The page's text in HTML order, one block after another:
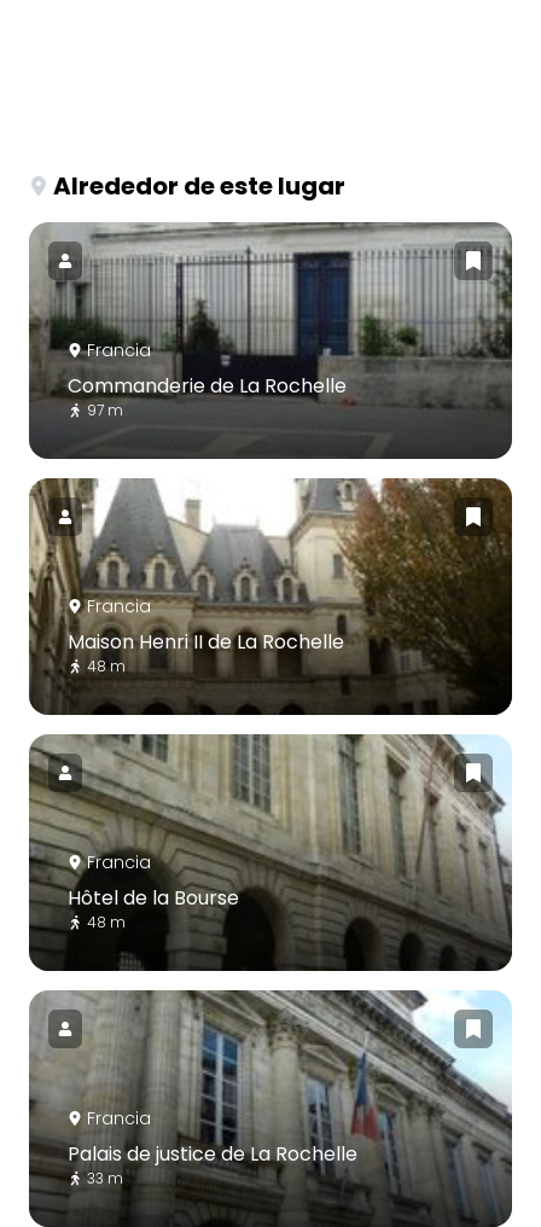
Alrededor de este lugar
Francia
Commanderie de La Rochelle
97 m
Francia
Maison Henri II de La Rochelle
48 m
Francia
Hôtel de la Bourse
48 m
Francia
Palais de justice de La Rochelle
33 m